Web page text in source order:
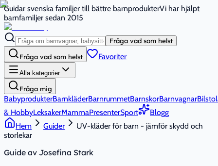
Guidar svenska familjer till bättre barnprodukterVi har hjälpt
barnfamiljer sedan 2015
Fråga vad som helst
Fråga vad som helst Favoriter
Alla kategorier
Fråga mig
BabyprodukterBarnkläderBarnrummetBarnskorBarnvagnar
& HobbyLeksakerMammaPresenterSport
Blogg
Hem
Guider
UV-kläder för barn - jämför skydd och
storlekar
Guide av Josefina Stark